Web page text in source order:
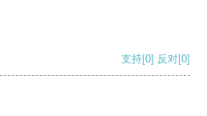
支持[0] 反对[0]